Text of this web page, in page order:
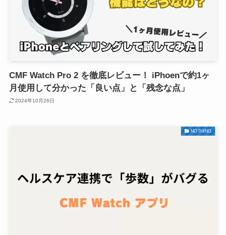
CMF Watch Pro 2 を徹底レビュー！ iPhoenで約1ヶ
月使用して分かった「良い点」と「残念な点」
2024年10月26日
NOTHING